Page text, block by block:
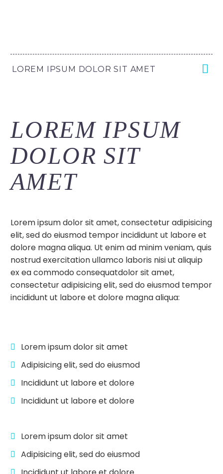
LOREM IPSUM DOLOR SIT AMET
LOREM IPSUM
DOLOR SIT
AMET
Lorem ipsum dolor sit amet, consectetur adipisicing
elit, sed do eiusmod tempor incididunt ut labore et
dolore magna aliqua. Ut enim ad minim veniam, quis
nostrud exercitation ullamco laboris nisi ut aliquip
ex ea commodo consequatdolor sit amet,
consectetur adipisicing elit, sed do eiusmod tempor
incididunt ut labore et dolore magna aliqua:
Lorem ipsum dolor sit amet
Adipisicing elit, sed do eiusmod
Incididunt ut labore et dolore
Incididunt ut labore et dolore
Lorem ipsum dolor sit amet
Adipisicing elit, sed do eiusmod